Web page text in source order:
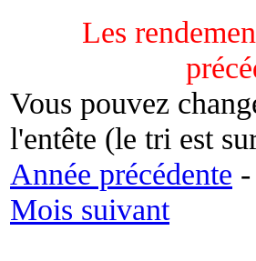
Les
Vous pouvez
l'entête (le tri est
Année précédente -
Mois suivant